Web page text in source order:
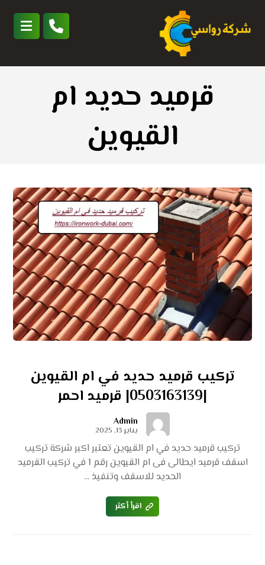
قرميد حديد ام
القيوين
تركيب قرميد حديد في ام القيوين
|0503163139| قرميد احمر
Admin
يناير 13, 2025
تركيب قرميد حديد في ام القيوين تعتبر اكبر شركة تركيب
اسقف قرميد ايطالى فى ام القيوين رقم 1 في تركيب القرميد
الحديد للاسقف وتنفيذ ...
اقرأ أكثر